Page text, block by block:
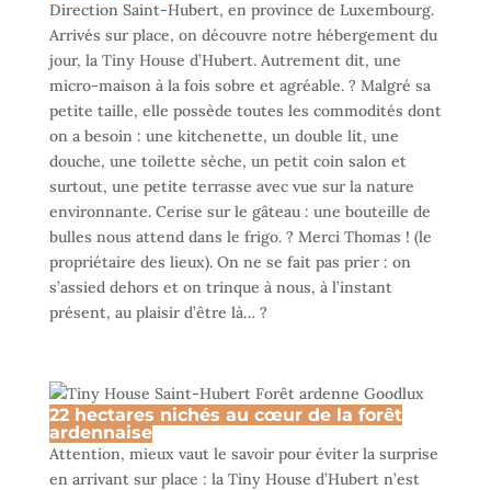
Direction Saint-Hubert, en province de Luxembourg.
Arrivés sur place, on découvre notre hébergement du
jour, la Tiny House d’Hubert. Autrement dit, une
micro-maison à la fois sobre et agréable. ? Malgré sa
petite taille, elle possède toutes les commodités dont
on a besoin : une kitchenette, un double lit, une
douche, une toilette sèche, un petit coin salon et
surtout, une petite terrasse avec vue sur la nature
environnante. Cerise sur le gâteau : une bouteille de
bulles nous attend dans le frigo. ? Merci Thomas ! (le
propriétaire des lieux). On ne se fait pas prier : on
s’assied dehors et on trinque à nous, à l’instant
présent, au plaisir d’être là… ?
22 hectares nichés au cœur de la forêt
ardennaise
Attention, mieux vaut le savoir pour éviter la surprise
en arrivant sur place : la Tiny House d’Hubert n’est